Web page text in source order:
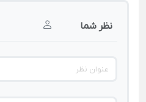
نظر شما